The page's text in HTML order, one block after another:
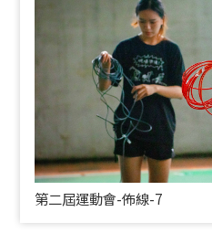
第二屆運動會-佈線-7